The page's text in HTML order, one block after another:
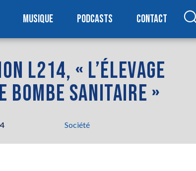
MUSIQUE PODCASTS CONTACT
L214, « L’ÉLEVAGE
BOMBE SANITAIRE »
Société